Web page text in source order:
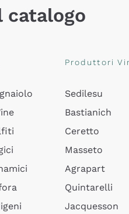
catalogo
Produttori
Sedilesu
Bastianich
Ceretto
Masseto
Agrapart
Quintarelli
Jacquesson